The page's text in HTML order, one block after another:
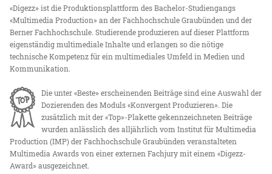
«Digezz» ist die Produktionsplattform des Bachelor-Studiengangs
«Multimedia Production» an der Fachhochschule Graubünden und der
Berner Fachhochschule. Studierende produzieren auf dieser Plattform
eigenständig multimediale Inhalte und erlangen so die nötige
technische Kompetenz für ein multimediales Umfeld in Medien und
Kommunikation.
Die unter «Beste» erscheinenden Beiträge sind eine Auswahl der
Dozierenden des Moduls «Konvergent Produzieren». Die
zusätzlich mit der «Top»-Plakette gekennzeichneten Beiträge
wurden anlässlich des alljährlich vom Institut für Multimedia
Production (IMP) der Fachhochschule Graubünden veranstalteten
Multimedia Awards von einer externen Fachjury mit einem «Digezz-
Award» ausgezeichnet.